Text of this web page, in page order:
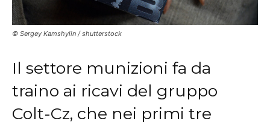
© Sergey Kamshylin / shutterstock
Il settore munizioni fa da
traino ai ricavi del gruppo
Colt-Cz, che nei primi tre